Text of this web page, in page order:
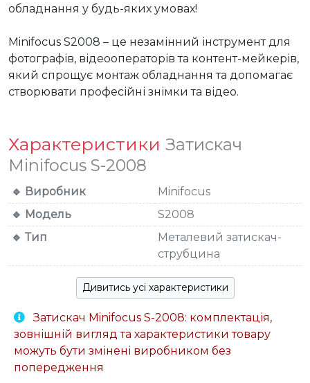
обладнання у будь-яких умовах!
Minifocus S2008 – це незамінний інструмент для
фотографів, відеооператорів та контент-мейкерів,
який спрощує монтаж обладнання та допомагає
створювати професійні знімки та відео.
Характеристики Затискач
Minifocus S-2008
🔹 Виробник
Minifocus
🔹 Модель
S2008
🔹 Тип
Металевий затискач-
струбцина
Дивитись усі характеристики
Затискач Minifocus S-2008: комплектація,
зовнішній вигляд та характеристики товару
можуть бути змінені виробником без
попередження